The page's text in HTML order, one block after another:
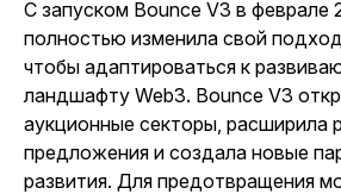
С запуском Bounce V3 в феврале
полностью изменила свой
чтобы адаптироваться к
ландшафту Web3. Bounce V3
аукционные секторы, расширила
предложения и создала новые
развития. Для предотвращения